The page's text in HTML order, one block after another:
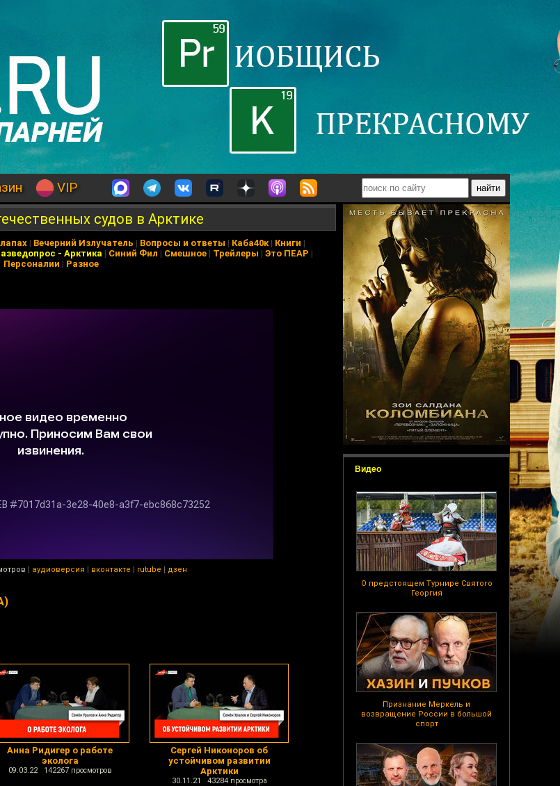
VIP
Видео
О предстоящем Турнире Святого
Георгия
Признание Меркель и
возвращение России в большой
спорт
судов в Арктике
| Вечерний Излучатель | Вопросы и ответы | Каба40к| Книги |
- Арктика | Синий Фил | Смешное| Трейлеры | Это ПЕАР |
Персоналии | Разное
| аудиоверсия | вконтакте | rutube | дзен
Анна Ридигер о работе
эколога
09.03.22 142267 просмотров
Сергей Никоноров об
устойчивом развитии
Арктики
30.11.21 43284 просмотра